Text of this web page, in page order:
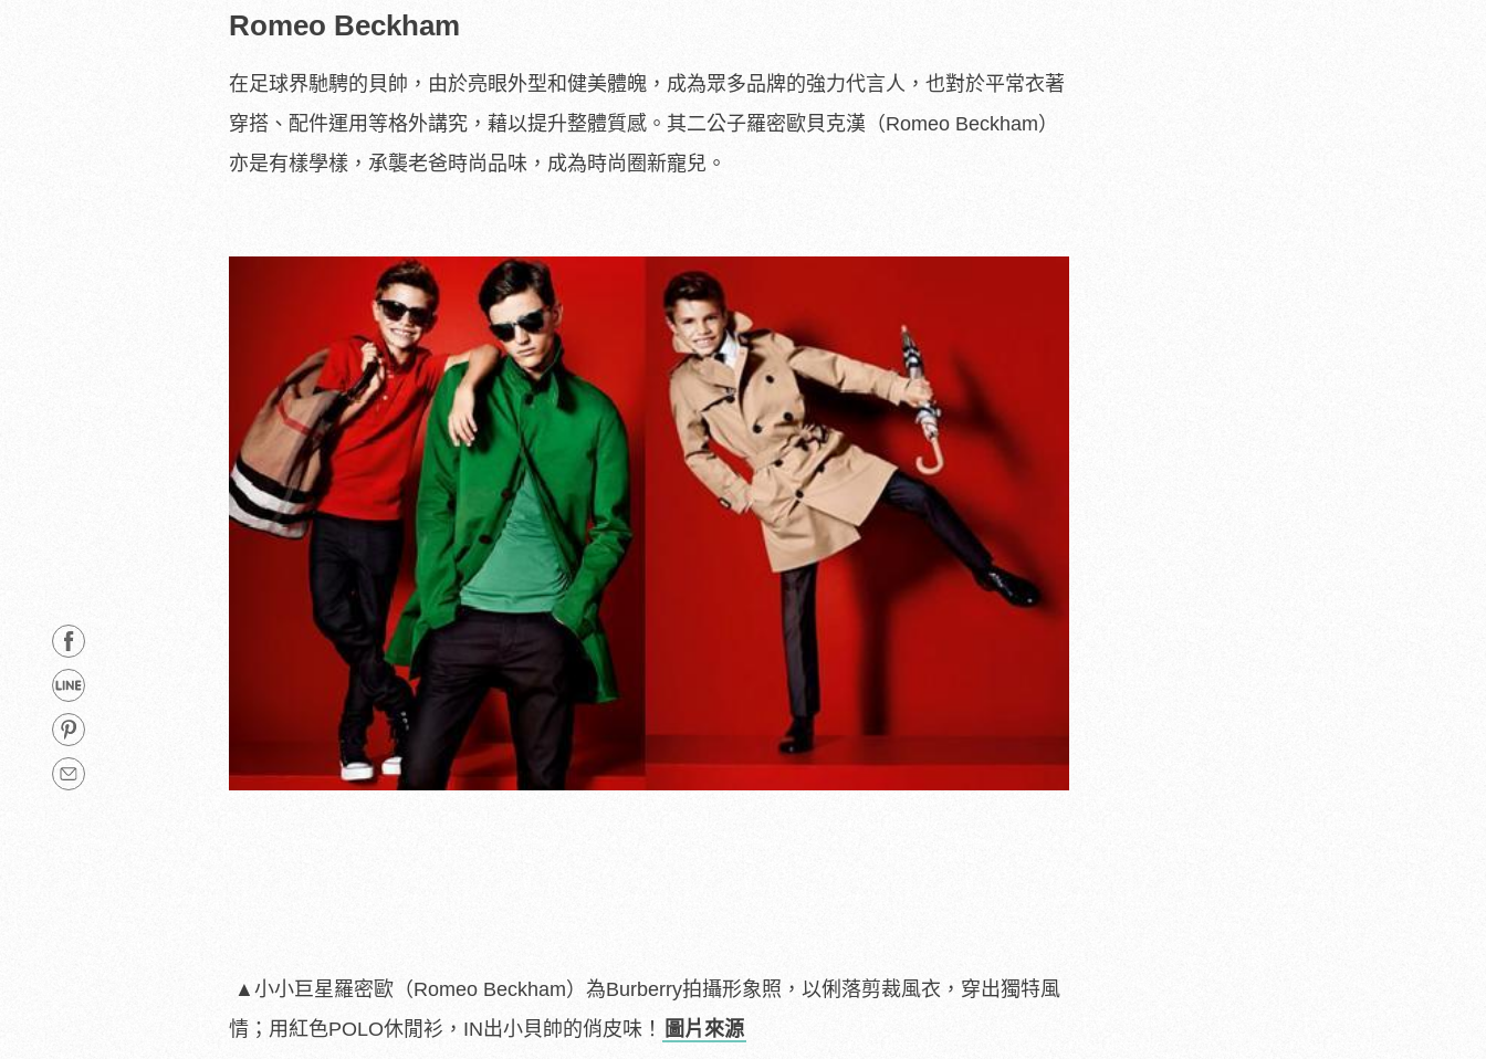
Romeo Beckham
在足球界馳騁的貝帥，由於亮眼外型和健美體魄，成為眾多品牌的強力代言人，也對於平常衣著
穿搭、配件運用等格外講究，藉以提升整體質感。其二公子羅密歐貝克漢（Romeo Beckham）
亦是有樣學樣，承襲老爸時尚品味，成為時尚圈新寵兒。
▲小小巨星羅密歐（Romeo Beckham）為Burberry拍攝形象照，以俐落剪裁風衣，穿出獨特風
情；用紅色POLO休閒衫，IN出小貝帥的俏皮味！
圖片來源